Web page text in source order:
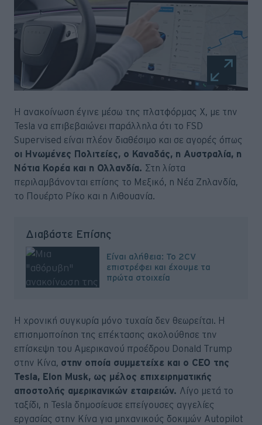
Η ανακοίνωση έγινε μέσω της πλατφόρμας X, με την
Tesla να επιβεβαιώνει παράλληλα ότι το FSD
Supervised είναι πλέον διαθέσιμο και σε αγορές όπως
οι Ηνωμένες Πολιτείες, ο Καναδάς, η Αυστραλία, η
Νότια Κορέα και η Ολλανδία. Στη λίστα
περιλαμβάνονται επίσης το Μεξικό, η Νέα Ζηλανδία,
το Πουέρτο Ρίκο και η Λιθουανία.
Διαβάστε Επίσης
Είναι αλήθεια: Το 2CV
επιστρέφει και έχουμε τα
πρώτα στοιχεία
Η χρονική συγκυρία μόνο τυχαία δεν θεωρείται. Η
επισημοποίηση της επέκτασης ακολούθησε την
επίσκεψη του Αμερικανού προέδρου Donald Trump
στην Κίνα, στην οποία συμμετείχε και ο CEO της
Tesla, Elon Musk, ως μέλος επιχειρηματικής
αποστολής αμερικανικών εταιρειών. Λίγο μετά το
ταξίδι, η Tesla δημοσίευσε επείγουσες αγγελίες
εργασίας στην Κίνα για μηχανικούς δοκιμών Autopilot